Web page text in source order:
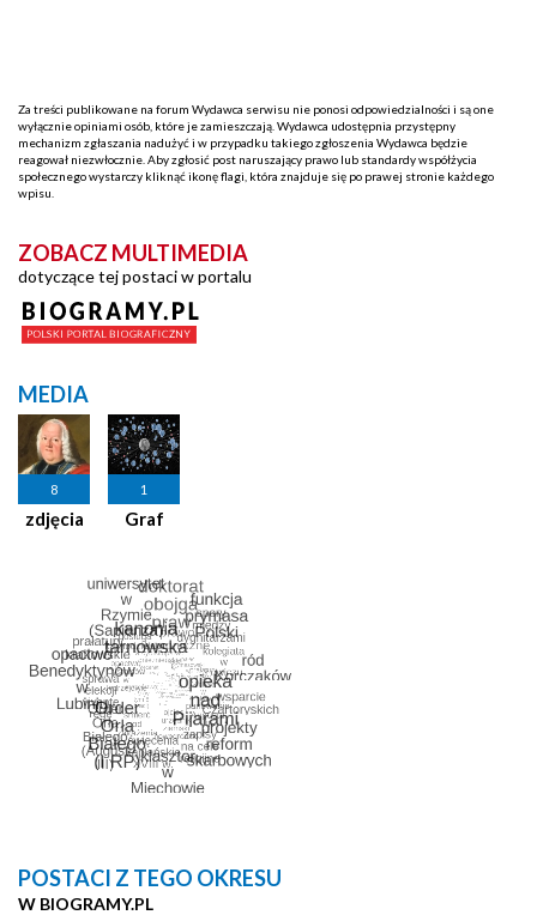
Za treści publikowane na forum Wydawca serwisu nie ponosi odpowiedzialności i są one
wyłącznie opiniami osób, które je zamieszczają. Wydawca udostępnia przystępny
mechanizm zgłaszania nadużyć i w przypadku takiego zgłoszenia Wydawca będzie
reagował niezwłocznie. Aby zgłosić post naruszający prawo lub standardy współżycia
społecznego wystarczy kliknąć ikonę flagi, która znajduje się po prawej stronie każdego
wpisu.
ZOBACZ MULTIMEDIA
dotyczące tej postaci w portalu
MEDIA
8
zdjęcia
1
Graf
POSTACI Z TEGO OKRESU
W BIOGRAMY.PL